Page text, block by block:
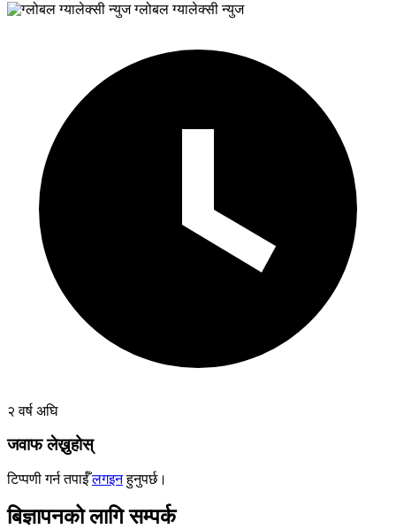
ग्लोबल ग्यालेक्सी न्युज
२ वर्ष अघि
जवाफ लेख्नुहोस्
टिप्पणी गर्न तपाईँलगइनहुनुपर्छ।
बिज्ञापनको लागि सम्पर्क